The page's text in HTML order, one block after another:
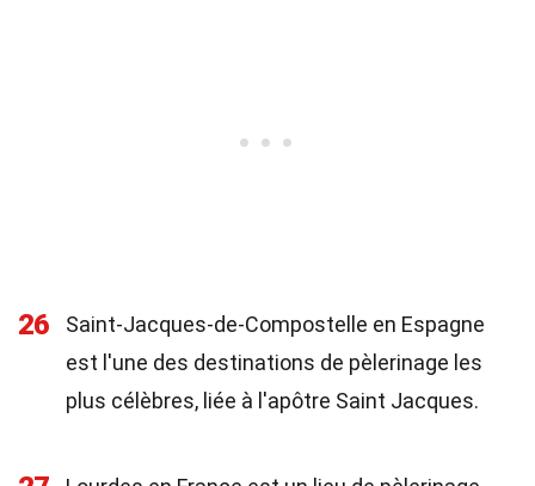
26
Saint-Jacques-de-Compostelle en Espagne
est l'une des destinations de pèlerinage les
plus célèbres, liée à l'apôtre Saint Jacques.